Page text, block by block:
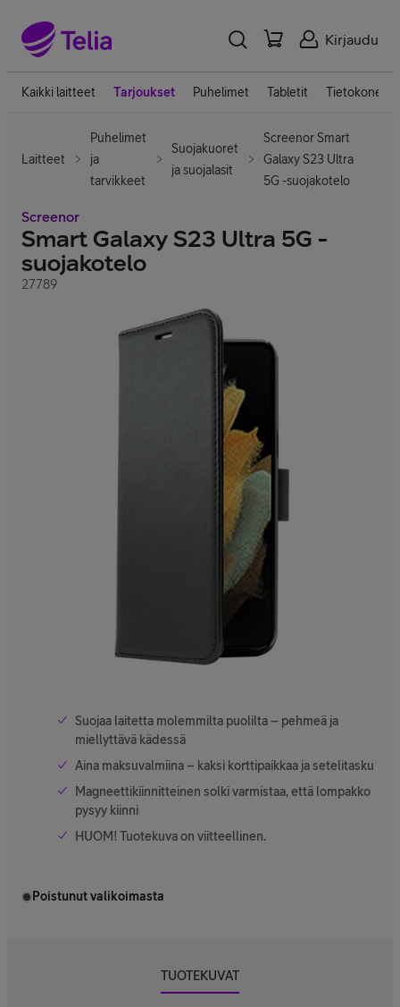
Kirjaudu
Kaikki laitteet Tarjoukset Puhelimet Tabletit Tietokoneet
Laitteet
Puhelimet
ja
tarvikkeet
Suojakuoret
ja suojalasit
Screenor Smart
Galaxy S23 Ultra
5G -suojakotelo
Screenor
Smart Galaxy S23 Ultra 5G -
suojakotelo
27789
Suojaa laitetta molemmilta puolilta – pehmeä ja
miellyttävä kädessä
Aina maksuvalmiina – kaksi korttipaikkaa ja setelitasku
Magneettikiinnitteinen solki varmistaa, että lompakko
pysyy kiinni
HUOM! Tuotekuva on viitteellinen.
Poistunut valikoimasta
TUOTEKUVAT